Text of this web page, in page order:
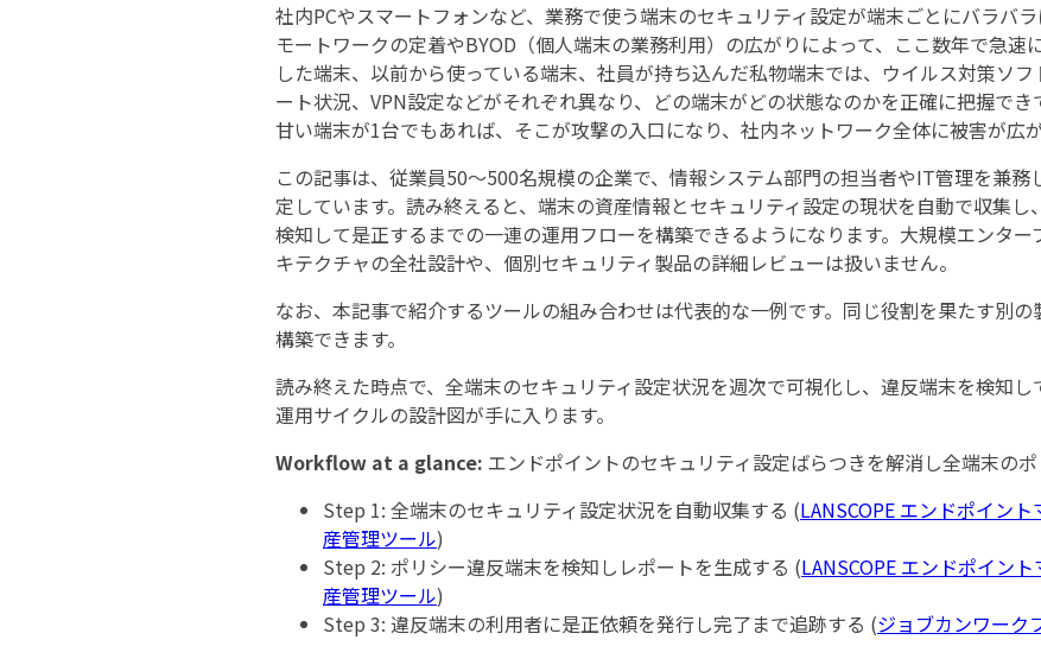
社内PCやスマートフォンなど、業務で使う端末のセキュリティ設定が端末ごとにバラバ
モートワークの定着やBYOD（個人端末の業務利用）の広がりによって、ここ数年で急速
した端末、以前から使っている端末、社員が持ち込んだ私物端末では、ウイルス対策ソ
ート状況、VPN設定などがそれぞれ異なり、どの端末がどの状態なのかを正確に把握で
甘い端末が1台でもあれば、そこが攻撃の入口になり、社内ネットワーク全体に被害が広
この記事は、従業員50〜500名規模の企業で、情報システム部門の担当者やIT管理を兼
定しています。読み終えると、端末の資産情報とセキュリティ設定の現状を自動で収集
検知して是正するまでの一連の運用フローを構築できるようになります。大規模エンタ
キテクチャの全社設計や、個別セキュリティ製品の詳細レビューは扱いません。
なお、本記事で紹介するツールの組み合わせは代表的な一例です。同じ役割を果たす別
構築できます。
読み終えた時点で、全端末のセキュリティ設定状況を週次で可視化し、違反端末を検知
運用サイクルの設計図が手に入ります。
Workflow at a glance: エンドポイントのセキュリティ設定ばらつきを解消し全端末の
Step 1: 全端末のセキュリティ設定状況を自動収集する (LANSCOPE エンドポイン
産管理ツール)
Step 2: ポリシー違反端末を検知しレポートを生成する (LANSCOPE エンドポイン
産管理ツール)
Step 3: 違反端末の利用者に是正依頼を発行し完了まで追跡する (ジョブカンワーク